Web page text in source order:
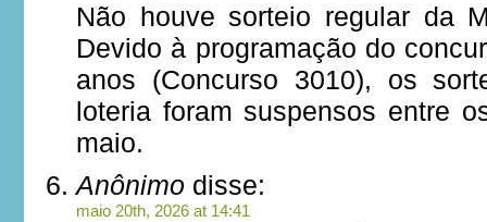
Não houve sorteio regular da
Devido à programação do
anos (Concurso 3010), os
loteria foram suspensos entre
maio.
Anônimo disse:
maio 20th, 2026 at 14:41